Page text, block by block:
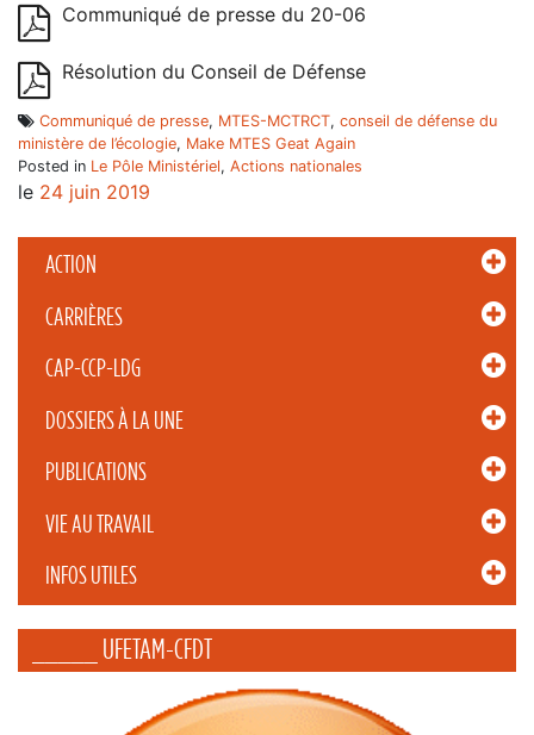
ACTION
CARRIÈRES
CAP-CCP-LDG
DOSSIERS À LA UNE
PUBLICATIONS
VIE AU TRAVAIL
INFOS UTILES
_____ UFETAM-CFDT
Communiqué de presse du 20-06
Résolution du Conseil de Défense
Communiqué de presse, MTES-MCTRCT, conseil de défense du
ministère de l’écologie, Make MTES Geat Again
Posted in Le Pôle Ministériel, Actions nationales
le 24 juin 2019